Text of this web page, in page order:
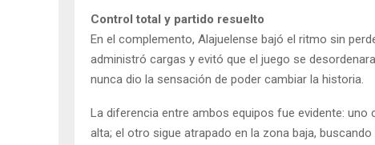
Control total y partido resuelto
En el complemento, Alajuelense bajó el ritmo sin
administró cargas y evitó que el juego se
nunca dio la sensación de poder cambiar la historia.
La diferencia entre ambos equipos fue evidente:
alta; el otro sigue atrapado en la zona baja,